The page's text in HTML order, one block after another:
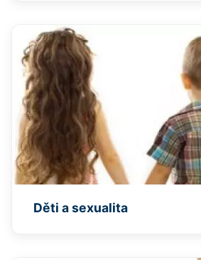
Děti a sexualita